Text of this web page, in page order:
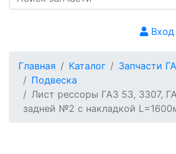
Вход
Главная Каталог Запчасти
Подвеска
Лист рессоры ГАЗ 53, 3307,
задней №2 с накладкой